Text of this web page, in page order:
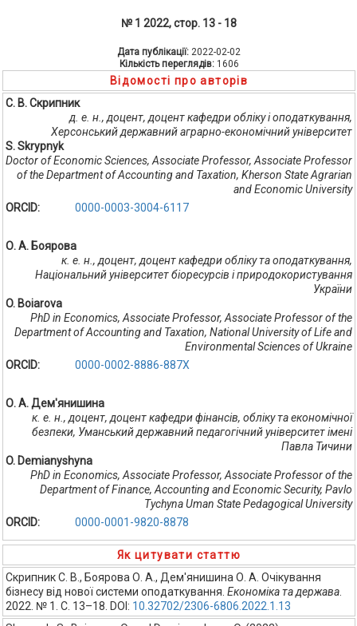
№ 1 2022, стор. 13 - 18
Дата публікації: 2022-02-02
Кількість переглядів: 1606
Відомості про авторів
С. В. Скрипник
д. е. н., доцент, доцент кафедри обліку і оподаткування,
Херсонський державний аграрно-економічний університет
S. Skrypnyk
Doctor of Economic Sciences, Associate Professor, Associate Professor
of the Department of Accounting and Taxation, Kherson State Agrarian
and Economic University
ORCID:
0000-0003-3004-6117
О. А. Боярова
к. е. н., доцент, доцент кафедри обліку та оподаткування,
Національний університет біоресурсів і природокористування
України
O. Boiarova
PhD in Economics, Associate Professor, Associate Professor of the
Department of Accounting and Taxation, National University of Life and
Environmental Sciences of Ukraine
ORCID:
0000-0002-8886-887Х
О. А. Дем'янишина
к. е. н., доцент, доцент кафедри фінансів, обліку та економічної
безпеки, Уманський державний педагогічний університет імені
Павла Тичини
O. Demianyshyna
PhD in Economics, Associate Professor, Associate Professor of the
Department of Finance, Accounting and Economic Security, Pavlo
Tychyna Uman State Pedagogical University
ORCID:
0000-0001-9820-8878
Як цитувати статтю
Скрипник С. В., Боярова О. А., Дем'янишина О. А. Очікування
бізнесу від нової системи оподаткування. Економіка та держава
2022. № 1. С. 13–18. DOI: 10.32702/2306-6806.2022.1.13